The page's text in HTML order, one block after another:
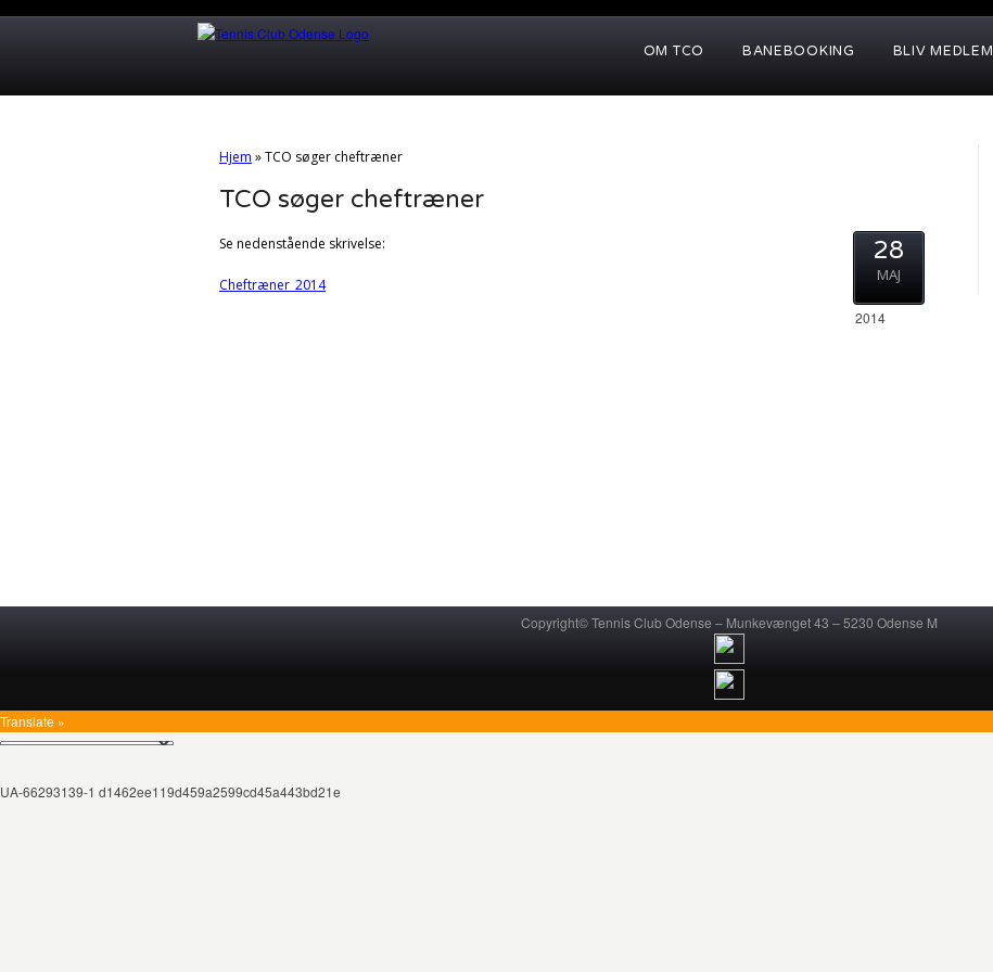
OM TCO BANEBOOKING BLIV MEDLEM
Hjem »TCO søger cheftræner
TCO søger cheftræner
Se nedenstående skrivelse:
Cheftræner_2014
28
MAJ
2014
Copyright© Tennis Club Odense – Munkevænget 43 – 5230 Odense M
Translate »
UA-66293139-1 d1462ee119d459a2599cd45a443bd21e